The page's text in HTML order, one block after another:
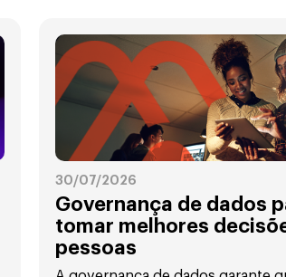
30/07/2026
Governança de dados
tomar melhores
pessoas